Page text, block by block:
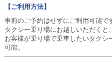
【ご利用方法】
事前のご予約はせずにご利用可能で
タクシー乗り場にお越しいただくと
お客様が乗り場で乗車したいタク
可能。